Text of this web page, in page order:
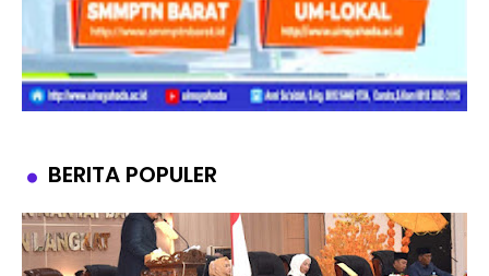
BERITA POPULER